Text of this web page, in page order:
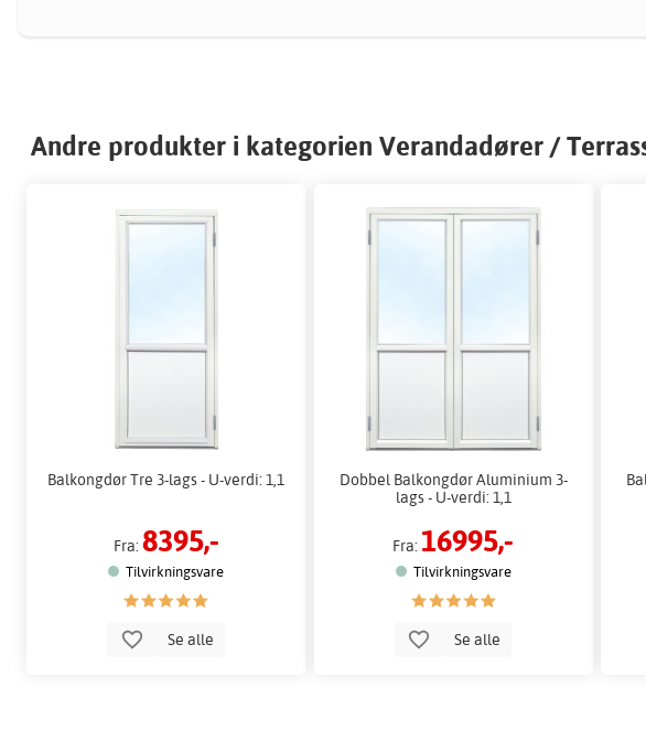
Andre produkter i kategorien Verandadører /
Balkongdør Tre 3-lags - U-verdi: 1,1
Fra: 8395,-
Tilvirkningsvare
Se alle
Dobbel Balkongdør Aluminium 3-
lags - U-verdi: 1,1
Fra: 16995,-
Tilvirkningsvare
Se alle